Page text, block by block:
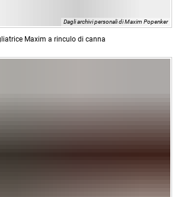
Dagli archivi personali di Maxim Popenker
Maxim a rinculo di canna